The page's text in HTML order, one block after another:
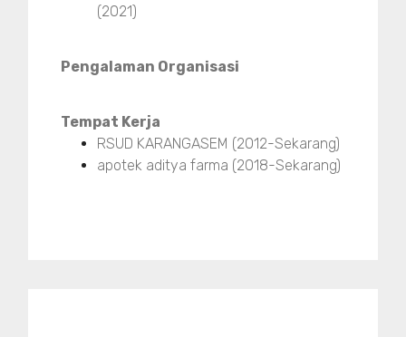
(2021)
Pengalaman Organisasi
Tempat Kerja
RSUD KARANGASEM (2012-Sekarang)
apotek aditya farma (2018-Sekarang)